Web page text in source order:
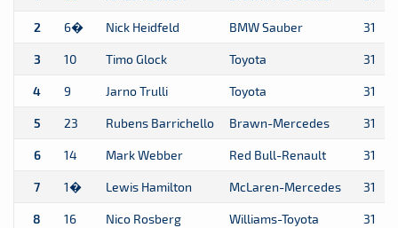
2 6� Nick Heidfeld BMW Sauber 31
3 10 Timo Glock Toyota 31
4 9 Jarno Trulli Toyota 31
5 23 Rubens Barrichello Brawn-Mercedes 31
6 14 Mark Webber Red Bull-Renault 31
7 1� Lewis Hamilton McLaren-Mercedes 31
8 16 Nico Rosberg Williams-Toyota 31